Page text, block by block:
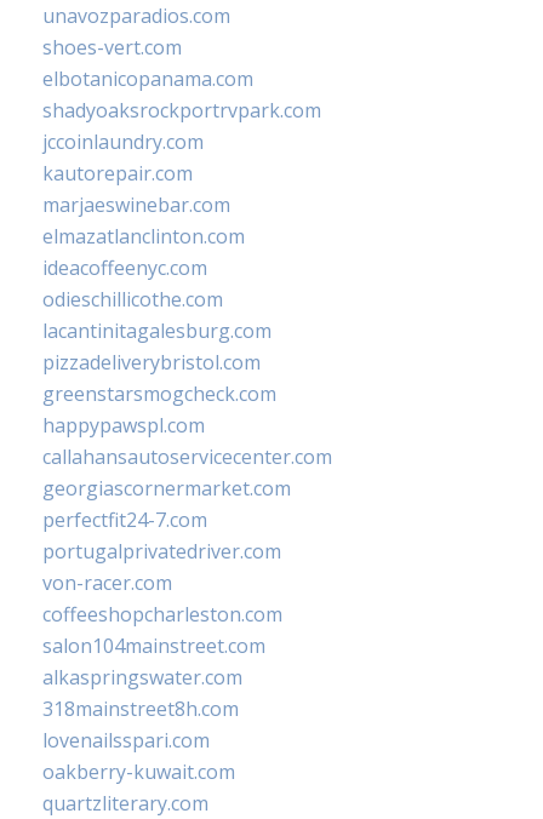
unavozparadios.com
shoes-vert.com
elbotanicopanama.com
shadyoaksrockportrvpark.com
jccoinlaundry.com
kautorepair.com
marjaeswinebar.com
elmazatlanclinton.com
ideacoffeenyc.com
odieschillicothe.com
lacantinitagalesburg.com
pizzadeliverybristol.com
greenstarsmogcheck.com
happypawspl.com
callahansautoservicecenter.com
georgiascornermarket.com
perfectfit24-7.com
portugalprivatedriver.com
von-racer.com
coffeeshopcharleston.com
salon104mainstreet.com
alkaspringswater.com
318mainstreet8h.com
lovenailsspari.com
oakberry-kuwait.com
quartzliterary.com